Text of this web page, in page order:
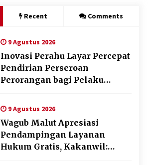
Recent Comments
9 Agustus 2026
Inovasi Perahu Layar Percepat
Pendirian Perseroan
Perorangan bagi Pelaku
9 Agustus 2026
Wagub Malut Apresiasi
Pendampingan Layanan
Hukum Gratis, Kakanwil: